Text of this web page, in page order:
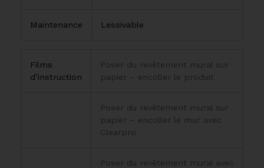
Maintenance Lessivable
Films
d’instruction
Poser du revêtement mural sur
papier – encoller le produit
Poser du revêtement mural sur
papier – encoller le mur avec
Clearpro
Poser du revêtement mural avec